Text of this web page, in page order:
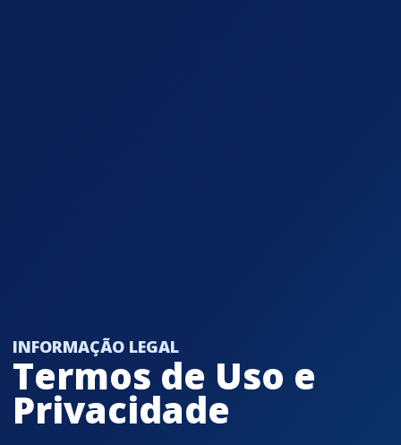
INFORMAÇÃO LEGAL
Termos de Uso e
Privacidade